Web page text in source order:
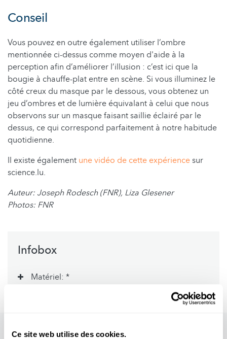
Ce site web utilise des cookies.
Conseil
Vous pouvez en outre également utiliser l’ombre
mentionnée ci-dessus comme moyen d'aide à la
perception afin d’améliorer l’illusion : c’est ici que la
bougie à chauffe-plat entre en scène. Si vous illuminez le
côté creux du masque par le dessous, vous obtenez un
jeu d’ombres et de lumière équivalant à celui que nous
observons sur un masque faisant saillie éclairé par le
dessus, ce qui correspond parfaitement à notre habitude
quotidienne.
Il existe également une vidéo de cette expériencesur
science.lu.
Auteur: Joseph Rodesch (FNR), Liza Glesener
Photos: FNR
Infobox
Matériel: *